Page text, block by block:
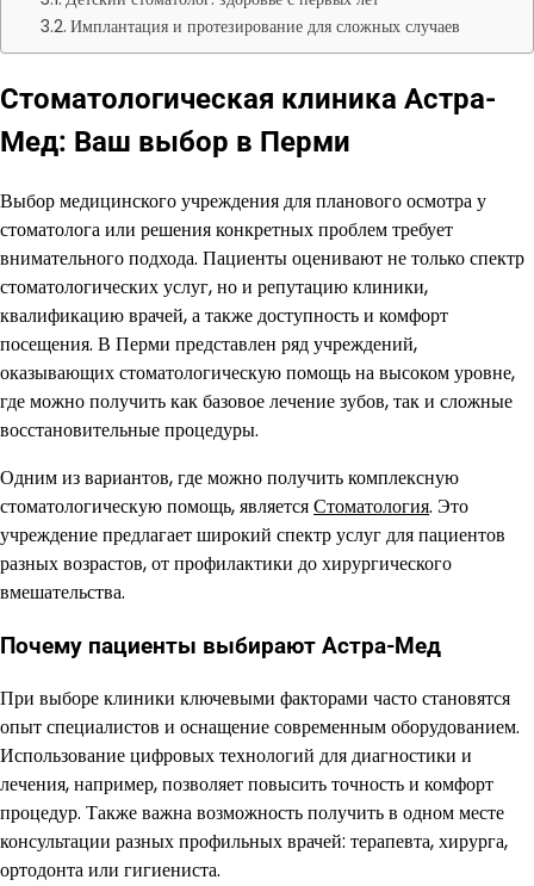
Имплантация и протезирование для сложных случаев
Стоматологическая клиника Астра-
Мед: Ваш выбор в Перми
Выбор медицинского учреждения для планового осмотра у
стоматолога или решения конкретных проблем требует
внимательного подхода. Пациенты оценивают не только спектр
стоматологических услуг, но и репутацию клиники,
квалификацию врачей, а также доступность и комфорт
посещения. В Перми представлен ряд учреждений,
оказывающих стоматологическую помощь на высоком уровне,
где можно получить как базовое лечение зубов, так и сложные
восстановительные процедуры.
Одним из вариантов, где можно получить комплексную
стоматологическую помощь, являетсяСтоматология. Это
учреждение предлагает широкий спектр услуг для пациентов
разных возрастов, от профилактики до хирургического
вмешательства.
Почему пациенты выбирают Астра-Мед
При выборе клиники ключевыми факторами часто становятся
опыт специалистов и оснащение современным оборудованием.
Использование цифровых технологий для диагностики и
лечения, например, позволяет повысить точность и комфорт
процедур. Также важна возможность получить в одном месте
консультации разных профильных врачей: терапевта, хирурга,
ортодонта или гигиениста.